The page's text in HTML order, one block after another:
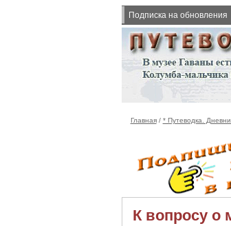
Подписка на обновления
Главная/ * Путеводка.
К вопросу о